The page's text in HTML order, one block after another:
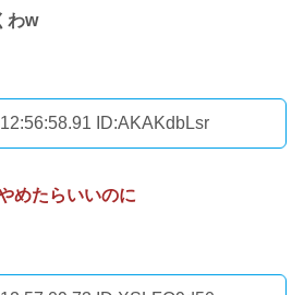
わw
ID:AKAKdbLsr
めたらいいのに